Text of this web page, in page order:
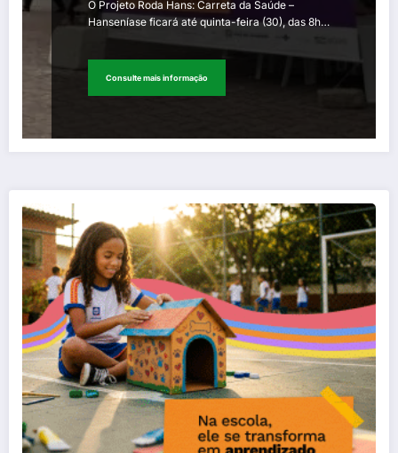
O Projeto Roda Hans: Carreta da Saúde –
Hanseníase ficará até quinta-feira (30), das 8h…
Consulte mais informação